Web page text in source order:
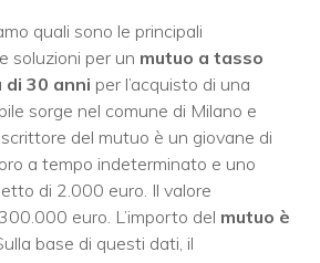
quali sono le principali
soluzioni per un mutuo a tasso
30 anni per l’acquisto di una
sorge nel comune di Milano e
del mutuo è un giovane di
a tempo indeterminato e uno
di 2.000 euro. Il valore
euro. L’importo del mutuo è
Sulla base di questi dati, il